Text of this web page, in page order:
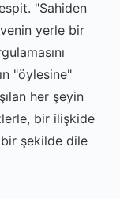
"Sahiden
yerle bir
"öylesine"
her şeyin
bir ilişkide
şekilde dile